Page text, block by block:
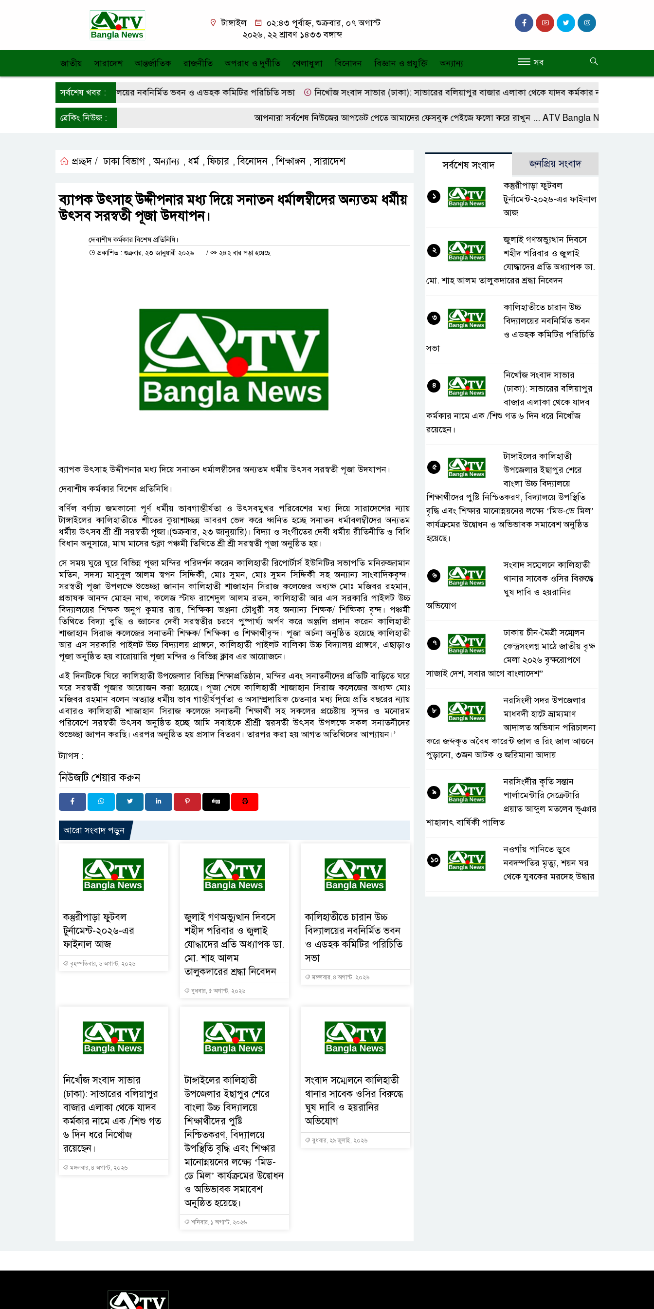
টাঙ্গাইল
০২:৪৩ পূর্বাহ্ন, শুক্রবার, ০৭ অগাস্ট
২০২৬, ২২ শ্রাবণ ১৪৩৩ বঙ্গাব্দ
জাতীয় সারাদেশ আন্তর্জাতিক রাজনীতি অপরাধ ও দুর্ণীতি খেলাধুলা বিনোদন বিজ্ঞান ও প্রযুক্তি অন্যান্য সব
সর্বশেষ খবর :
চারান উচ্চ বিদ্যালয়ের নবনির্মিত ভবন ও এডহক কমিটির পরিচিতি সভা নিখোঁজ সংবাদ সাভার (ঢাকা): সাভারের বলিয়াপুর বাজার এলাকা থেকে যাদব কর্মকার নামে এক /শিশু গত ৬
ব্রেকিং নিউজ : আপনারা সর্বশেষ নিউজের আপডেট পেতে আমাদের ফেসবুক পেইজে ফলো করে রাখুন ...ATV Bangla News
প্রচ্ছদ / ঢাকা বিভাগ ,অন্যান্য , ধর্ম ,ফিচার ,বিনোদন ,শিক্ষাঙ্গন ,সারাদেশ
ব্যাপক উৎসাহ উদ্দীপনার মধ্য দিয়ে সনাতন ধর্মালম্বীদের অন্যতম ধর্মীয়
উৎসব সরস্বতী পূজা উদযাপন।
দেবাশীষ কর্মকার বিশেষ প্রতিনিধি।
প্রকাশিত : শুক্রবার, ২৩ জানুয়ারী ২০২৬ / ২৪২ বার পড়া হয়েছে
ব্যাপক উৎসাহ উদ্দীপনার মধ্য দিয়ে সনাতন ধর্মালম্বীদের অন্যতম ধর্মীয় উৎসব সরস্বতী পূজা উদযাপন।
দেবাশীষ কর্মকার বিশেষ প্রতিনিধি।
বর্ণিল বর্ণাঢ্য জমকানো পূর্ণ ধর্মীয় ভাবগাম্ভীর্যতা ও উৎসবমুখর পরিবেশের মধ্য দিয়ে সারাদেশের ন্যায়
টাঙ্গাইলের কালিহাতীতে শীতের কুয়াশাচ্ছন্ন আবরণ ভেদ করে ধ্বনিত হচ্ছে সনাতন ধর্মাবলম্বীদের অন্যতম
ধর্মীয় উৎসব শ্রী শ্রী সরস্বতী পূজা।(শুক্রবার, ২৩ জানুয়ারি)। বিদ্যা ও সংগীতের দেবী ধর্মীয় রীতিনীতি ও বিধি
বিধান অনুসারে, মাঘ মাসের শুক্লা পঞ্চমী তিথিতে শ্রী শ্রী সরস্বতী পূজা অনুষ্ঠিত হয়।
সে সময় ঘুরে ঘুরে বিভিন্ন পূজা মন্দির পরিদর্শন করেন কালিহাতী রিপোর্টার্স ইউনিটির সভাপতি মনিরুজ্জামান
মতিন, সদস্য মাসুদুল আলম স্বপন সিদ্দিকী, মোঃ সুমন, মোঃ সুমন সিদ্দিকী সহ অন্যান্য সাংবাদিকবৃন্দ।
সরস্বতী পূজা উপলক্ষে শুভেচ্ছা জানান কালিহাতী শাজাহান সিরাজ কলেজের অধ্যক্ষ মোঃ মজিবর রহমান,
প্রভাষক আনন্দ মোহন নাথ, কলেজ স্টাফ রাশেদুল আলম রতন, কালিহাতী আর এস সরকারি পাইলট উচ্চ
বিদ্যালয়ের শিক্ষক অনুপ কুমার রায়, শিক্ষিকা অঞ্জনা চৌধুরী সহ অন্যান্য শিক্ষক/ শিক্ষিকা বৃন্দ। পঞ্চমী
তিথিতে বিদ্যা বুদ্ধি ও জ্ঞানের দেবী সরস্বতীর চরণে পুষ্পার্ঘ্য অর্পণ করে অঞ্জলি প্রদান করেন কালিহাতী
শাজাহান সিরাজ কলেজের সনাতনী শিক্ষক/ শিক্ষিকা ও শিক্ষার্থীবৃন্দ। পূজা অর্চনা অনুষ্ঠিত হয়েছে কালিহাতী
আর এস সরকারি পাইলট উচ্চ বিদ্যালয় প্রাঙ্গনে, কালিহাতী পাইলট বালিকা উচ্চ বিদ্যালয় প্রাঙ্গণে, এছাড়াও
পূজা অনুষ্ঠিত হয় বারোয়ারি পূজা মন্দির ও বিভিন্ন ক্লাব এর আয়োজনে।
এই দিনটিকে ঘিরে কালিহাতী উপজেলার বিভিন্ন শিক্ষাপ্রতিষ্ঠান, মন্দির এবং সনাতনীদের প্রতিটি বাড়িতে ঘরে
ঘরে সরস্বতী পূজার আয়োজন করা হয়েছে। পূজা শেষে কালিহাতী শাজাহান সিরাজ কলেজের অধ্যক্ষ মোঃ
মজিবর রহমান বলেন অত্যান্ত ধর্মীয় ভাব গাম্ভীর্যপূর্ণতা ও অসাম্প্রদায়িক চেতনার মধ্য দিয়ে প্রতি বছরের ন্যায়
এবারও কালিহাতী শাজাহান সিরাজ কলেজে সনাতনী শিক্ষার্থী সহ সকলের প্রচেষ্টায় সুন্দর ও মনোরম
পরিবেশে সরস্বতী উৎসব অনুষ্ঠিত হচ্ছে আমি সবাইকে শ্রীশ্রী স্বরসতী উৎসব উপলক্ষে সকল সনাতনীদের
শুভেচ্ছা জ্ঞাপন করছি। এরপর অনুষ্ঠিত হয় প্রসাদ বিতরণ। তারপর করা হয় আগত অতিথিদের আপ্যায়ন।’
ট্যাগস :
নিউজটি শেয়ার করুন
আরো সংবাদ পড়ুন
কস্তুরীপাড়া ফুটবল
টুর্নামেন্ট-২০২৬-এর
ফাইনাল আজ
বৃহস্পতিবার, ৬ অগাস্ট, ২০২৬
জুলাই গণঅভ্যুত্থান দিবসে
শহীদ পরিবার ও জুলাই
যোদ্ধাদের প্রতি অধ্যাপক ডা.
মো. শাহ আলম
তালুকদারের শ্রদ্ধা নিবেদন
বুধবার, ৫ অগাস্ট, ২০২৬
কালিহাতীতে চারান উচ্চ
বিদ্যালয়ের নবনির্মিত ভবন
ও এডহক কমিটির পরিচিতি
সভা
মঙ্গলবার, ৪ অগাস্ট, ২০২৬
নিখোঁজ সংবাদ সাভার
(ঢাকা): সাভারের বলিয়াপুর
বাজার এলাকা থেকে যাদব
কর্মকার নামে এক /শিশু গত
৬ দিন ধরে নিখোঁজ
রয়েছেন।
মঙ্গলবার, ৪ অগাস্ট, ২০২৬
টাঙ্গাইলের কালিহাতী
উপজেলার ইছাপুর শেরে
বাংলা উচ্চ বিদ্যালয়ে
শিক্ষার্থীদের পুষ্টি
নিশ্চিতকরণ, বিদ্যালয়ে
উপস্থিতি বৃদ্ধি এবং শিক্ষার
মানোন্নয়নের লক্ষ্যে ‘মিড-
ডে মিল’ কার্যক্রমের উদ্বোধন
ও অভিভাবক সমাবেশ
অনুষ্ঠিত হয়েছে।
শনিবার, ১ অগাস্ট, ২০২৬
সংবাদ সম্মেলনে কালিহাতী
থানার সাবেক ওসির বিরুদ্ধে
ঘুষ দাবি ও হয়রানির
অভিযোগ
বুধবার, ২৯ জুলাই, ২০২৬
সর্বশেষ সংবাদ জনপ্রিয় সংবাদ
কস্তুরীপাড়া ফুটবল
টুর্নামেন্ট-২০২৬-এর ফাইনাল
আজ
১
জুলাই গণঅভ্যুত্থান দিবসে
শহীদ পরিবার ও জুলাই
যোদ্ধাদের প্রতি অধ্যাপক ডা.
মো. শাহ আলম তালুকদারের শ্রদ্ধা নিবেদন
২
কালিহাতীতে চারান উচ্চ
বিদ্যালয়ের নবনির্মিত ভবন
ও এডহক কমিটির পরিচিতি
সভা
৩
নিখোঁজ সংবাদ সাভার
(ঢাকা): সাভারের বলিয়াপুর
বাজার এলাকা থেকে যাদব
কর্মকার নামে এক /শিশু গত ৬ দিন ধরে নিখোঁজ
রয়েছেন।
৪
টাঙ্গাইলের কালিহাতী
উপজেলার ইছাপুর শেরে
বাংলা উচ্চ বিদ্যালয়ে
শিক্ষার্থীদের পুষ্টি নিশ্চিতকরণ, বিদ্যালয়ে উপস্থিতি
বৃদ্ধি এবং শিক্ষার মানোন্নয়নের লক্ষ্যে ‘মিড-ডে মিল’
কার্যক্রমের উদ্বোধন ও অভিভাবক সমাবেশ অনুষ্ঠিত
হয়েছে।
৫
সংবাদ সম্মেলনে কালিহাতী
থানার সাবেক ওসির বিরুদ্ধে
ঘুষ দাবি ও হয়রানির
অভিযোগ
৬
ঢাকায় চীন-মৈত্রী সম্মেলন
কেন্দ্রসংলগ্ন মাঠে জাতীয় বৃক্ষ
মেলা ২০২৬ বৃক্ষরোপণে
সাজাই দেশ, সবার আগে বাংলাদেশ”
৭
নরসিংদী সদর উপজেলার
মাধবদী হাটে ভ্রাম্যমাণ
আদালত অভিযান পরিচালনা
করে জব্দকৃত অবৈধ কারেন্ট জাল ও রিং জাল আগুনে
পুড়ানো, ৩জন আটক ও জরিমানা আদায়
৮
নরসিংদীর কৃতি সন্তান
পার্লামেন্টারি সেক্রেটারি
প্রয়াত আব্দুল মতলেব ভূঞার
শাহাদাৎ বার্ষিকী পালিত
৯
নওগাঁয় পানিতে ডুবে
নবদম্পতির মৃত্যু, শয়ন ঘর
থেকে যুবকের মরদেহ উদ্ধার
১০